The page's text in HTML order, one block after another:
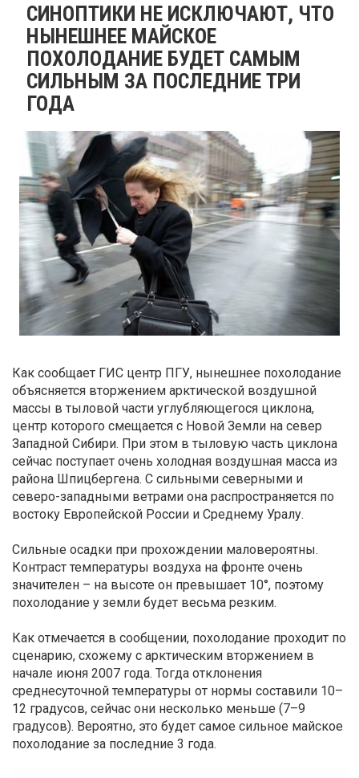
СИНОПТИКИ НЕ ИСКЛЮЧАЮТ, ЧТО
НЫНЕШНЕЕ МАЙСКОЕ
ПОХОЛОДАНИЕ БУДЕТ САМЫМ
СИЛЬНЫМ ЗА ПОСЛЕДНИЕ ТРИ
ГОДА
Как сообщает ГИС центр ПГУ, нынешнее похолодание
объясняется вторжением арктической воздушной
массы в тыловой части углубляющегося циклона,
центр которого смещается с Новой Земли на север
Западной Сибири. При этом в тыловую часть циклона
сейчас поступает очень холодная воздушная масса из
района Шпицбергена. С сильными северными и
северо-западными ветрами она распространяется по
востоку Европейской России и Среднему Уралу.
Сильные осадки при прохождении маловероятны.
Контраст температуры воздуха на фронте очень
значителен – на высоте он превышает 10°, поэтому
похолодание у земли будет весьма резким.
Как отмечается в сообщении, похолодание проходит по
сценарию, схожему с арктическим вторжением в
начале июня 2007 года. Тогда отклонения
среднесуточной температуры от нормы составили 10–
12 градусов, сейчас они несколько меньше (7–9
градусов). Вероятно, это будет самое сильное майское
похолодание за последние 3 года.